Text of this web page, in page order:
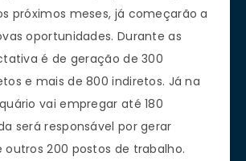
próximos meses, já começarão a
oportunidades. Durante as
é de geração de 300
e mais de 800 indiretos. Já na
vai empregar até 180
será responsável por gerar
200 postos de trabalho.